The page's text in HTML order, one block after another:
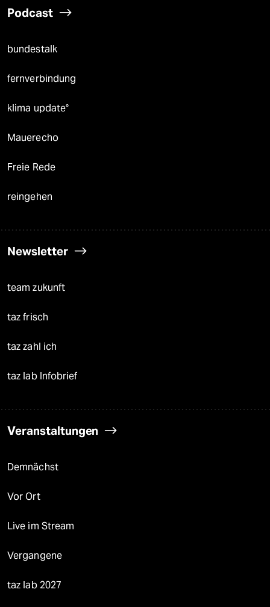
Podcast
bundestalk
fernverbindung
klima update°
Mauerecho
Freie Rede
reingehen
Newsletter
team zukunft
taz frisch
taz zahl ich
taz lab Infobrief
Veranstaltungen
Demnächst
Vor Ort
Live im Stream
Vergangene
taz lab 2027